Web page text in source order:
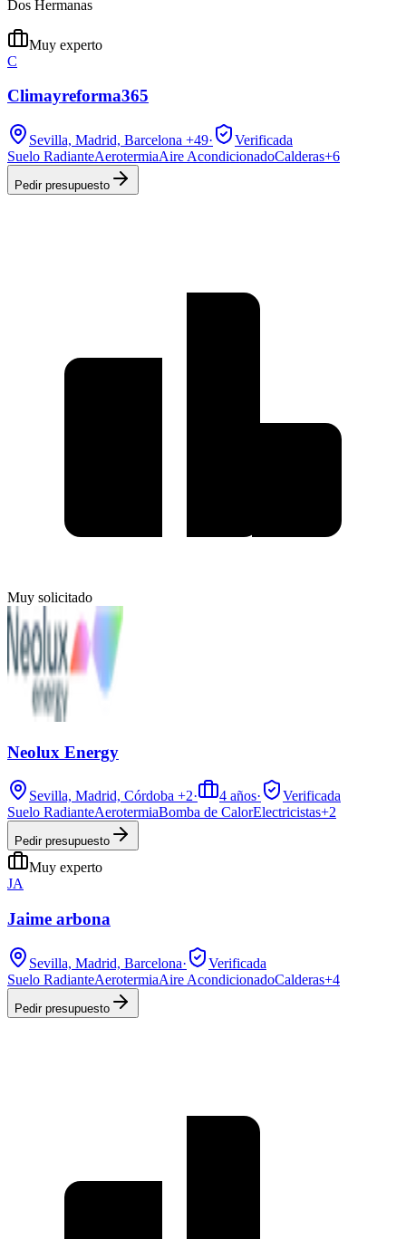
Dos Hermanas
Muy experto
C
Climayreforma365
Sevilla, Madrid, Barcelona +49·
Verificada
Suelo RadianteAerotermiaAire AcondicionadoCalderas+6
Pedir presupuesto
Muy solicitado
Neolux Energy
Sevilla, Madrid, Córdoba +2· 4 años·
Verificada
Suelo RadianteAerotermiaBomba de CalorElectricistas+2
Pedir presupuesto
Muy experto
JA
Jaime arbona
Sevilla, Madrid, Barcelona·
Verificada
Suelo RadianteAerotermiaAire AcondicionadoCalderas+4
Pedir presupuesto